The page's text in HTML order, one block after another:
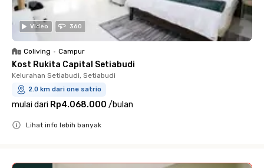
Video 360
Coliving • Campur
Kost Rukita Capital Setiabudi
Kelurahan Setiabudi, Setiabudi
2.0 km dari one satrio
mulai dari Rp4.068.000 /bulan
Lihat info lebih banyak